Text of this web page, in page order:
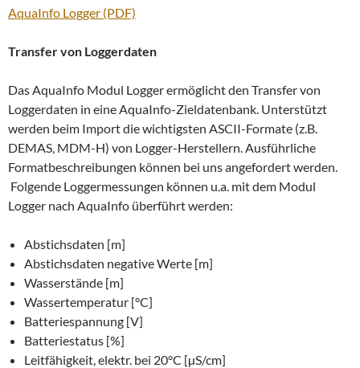
AquaInfo Logger (PDF)
Transfer von Loggerdaten
Das AquaInfo Modul Logger ermöglicht den Transfer von
Loggerdaten in eine AquaInfo-Zieldatenbank. Unterstützt
werden beim Import die wichtigsten ASCII-Formate (z.B.
DEMAS, MDM-H) von Logger-Herstellern. Ausführliche
Formatbeschreibungen können bei uns angefordert werden.
Folgende Loggermessungen können u.a. mit dem Modul
Logger nach AquaInfo überführt werden:
Abstichsdaten [m]
Abstichsdaten negative Werte [m]
Wasserstände [m]
Wassertemperatur [°C]
Batteriespannung [V]
Batteriestatus [%]
Leitfähigkeit, elektr. bei 20°C [µS/cm]